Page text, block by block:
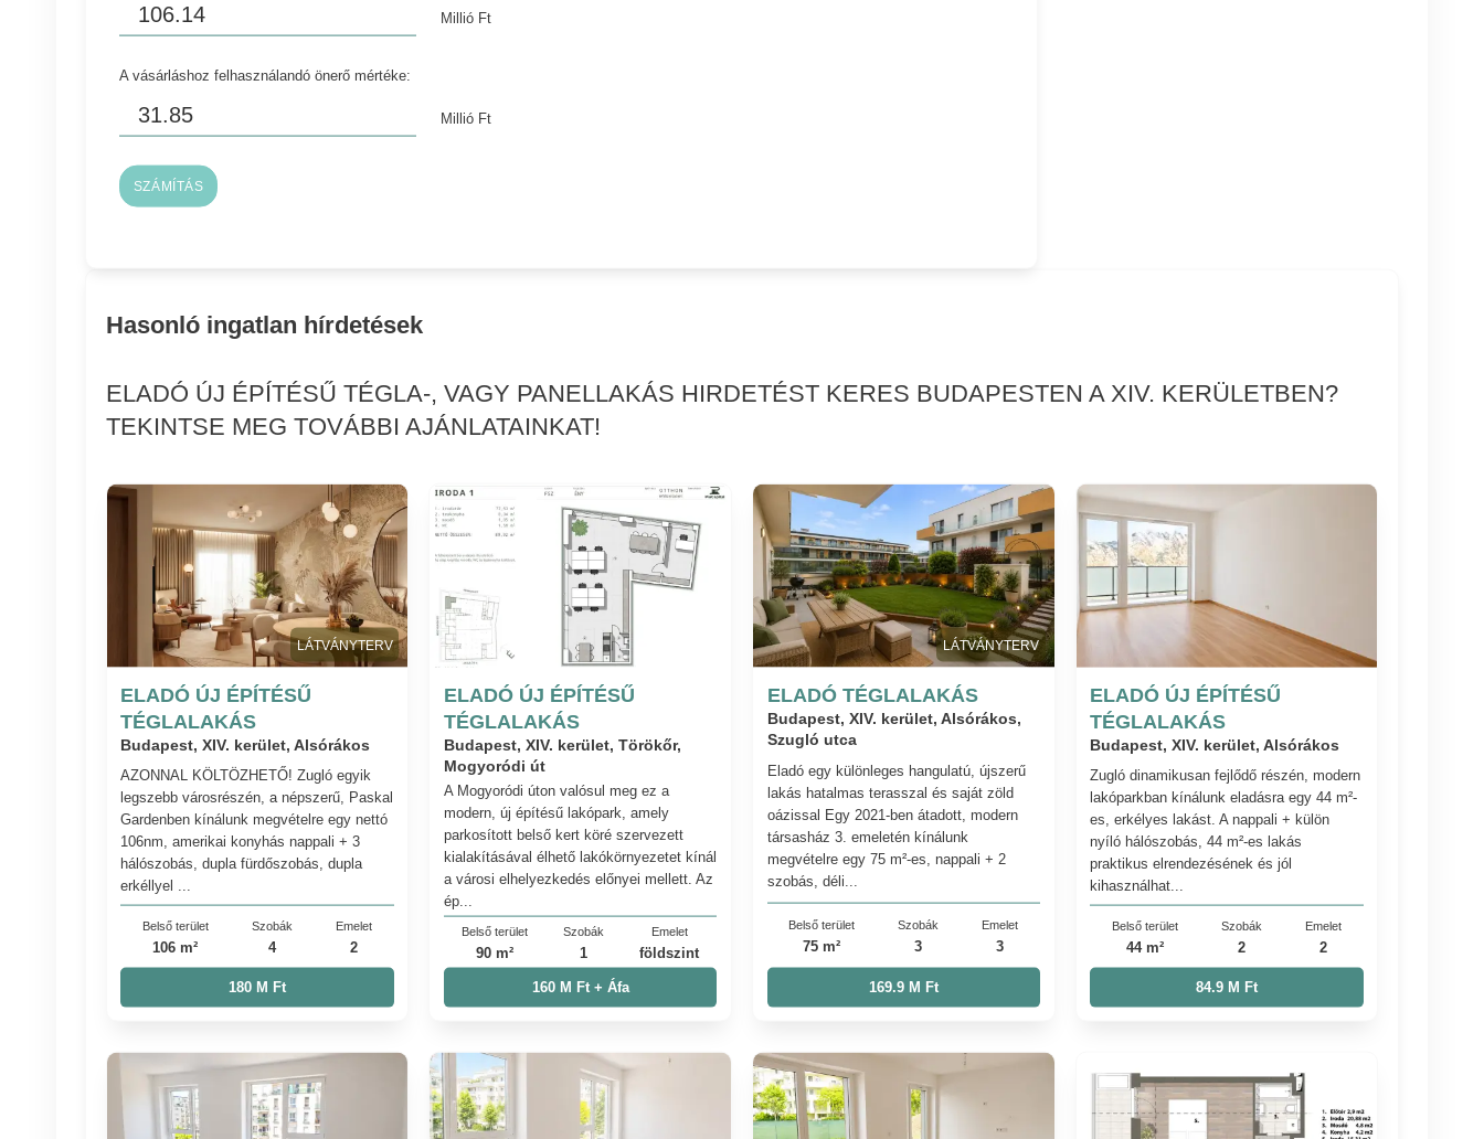
Millió Ft
A vásárláshoz felhasználandó önerő mértéke:
Millió Ft
SZÁMÍTÁS
Hasonló ingatlan hírdetések
ELADÓ ÚJ ÉPÍTÉSŰ TÉGLA-, VAGY PANELLAKÁS HIRDETÉST KERES BUDAPESTEN A XIV. KERÜLETBEN?
TEKINTSE MEG TOVÁBBI AJÁNLATAINKAT!
LÁTVÁNYTERV
ELADÓ ÚJ ÉPÍTÉSŰ
TÉGLALAKÁS
Budapest, XIV. kerület, Alsórákos
AZONNAL KÖLTÖZHETŐ! Zugló egyik
legszebb városrészén, a népszerű, Paskal
Gardenben kínálunk megvételre egy nettó
106nm, amerikai konyhás nappali + 3
hálószobás, dupla fürdőszobás, dupla
erkéllyel ...
Belső terület
106 m²
Szobák
4
Emelet
2
180 M Ft
ELADÓ ÚJ ÉPÍTÉSŰ
TÉGLALAKÁS
Budapest, XIV. kerület, Törökőr,
Mogyoródi út
A Mogyoródi úton valósul meg ez a
modern, új építésű lakópark, amely
parkosított belső kert köré szervezett
kialakításával élhető lakókörnyezetet kínál
a városi elhelyezkedés előnyei mellett. Az
ép...
Belső terület
90 m²
Szobák
1
Emelet
földszint
160 M Ft + Áfa
LÁTVÁNYTERV
ELADÓ TÉGLALAKÁS
Budapest, XIV. kerület, Alsórákos,
Szugló utca
Eladó egy különleges hangulatú, újszerű
lakás hatalmas terasszal és saját zöld
oázissal Egy 2021-ben átadott, modern
társasház 3. emeletén kínálunk
megvételre egy 75 m²-es, nappali + 2
szobás, déli...
Belső terület
75 m²
Szobák
3
Emelet
3
169.9 M Ft
ELADÓ ÚJ ÉPÍTÉSŰ
TÉGLALAKÁS
Budapest, XIV. kerület, Alsórákos
Zugló dinamikusan fejlődő részén, modern
lakóparkban kínálunk eladásra egy 44 m²-
es, erkélyes lakást. A nappali + külön
nyíló hálószobás, 44 m²-es lakás
praktikus elrendezésének és jól
kihasználhat...
Belső terület
44 m²
Szobák
2
Emelet
2
84.9 M Ft